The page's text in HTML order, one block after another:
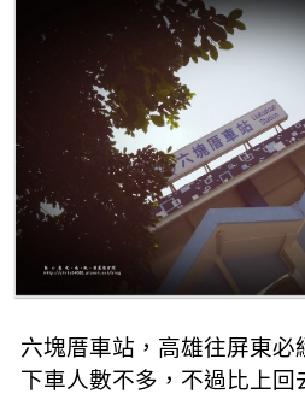
六塊厝車站，高雄往屏東必
下車人數不多，不過比上回